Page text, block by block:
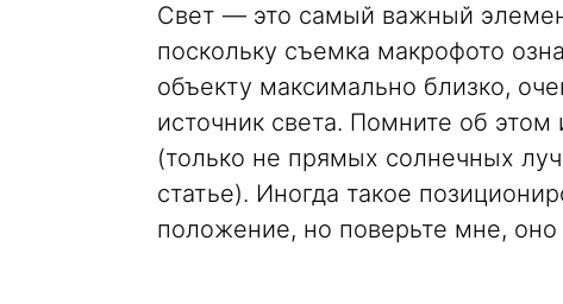
Свет — это самый важный
поскольку съемка макрофото
объекту максимально близко,
источник света. Помните об
(только не прямых солнечных
статье). Иногда такое
положение, но поверьте мне, оно